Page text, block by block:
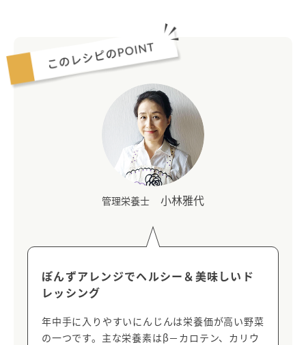
管理栄養士 小林雅代
ぽんずアレンジでヘルシー＆美味しいド
レッシング
年中手に入りやすいにんじんは栄養価が高い野菜
の一つです。主な栄養素はβ－カロテン、カリウ